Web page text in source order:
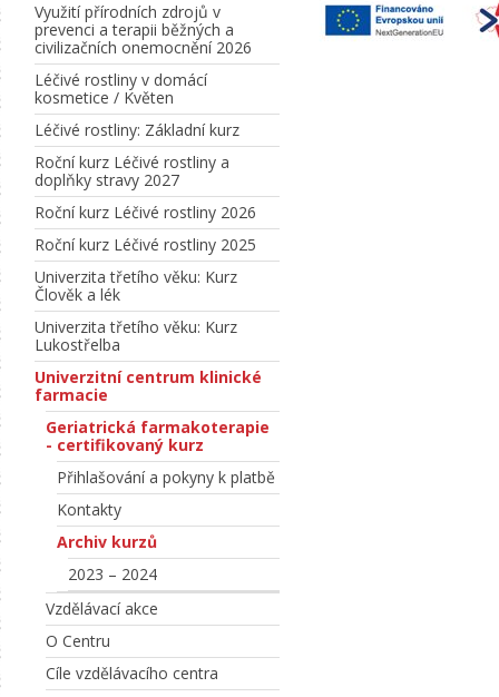
Využití přírodních zdrojů v
prevenci a terapii běžných a
civilizačních onemocnění 2026
Léčivé rostliny v domácí
kosmetice / Květen
Léčivé rostliny: Základní kurz
Roční kurz Léčivé rostliny a
doplňky stravy 2027
Roční kurz Léčivé rostliny 2026
Roční kurz Léčivé rostliny 2025
Univerzita třetího věku: Kurz
Člověk a lék
Univerzita třetího věku: Kurz
Lukostřelba
Univerzitní centrum klinické
farmacie
Geriatrická farmakoterapie
- certifikovaný kurz
Přihlašování a pokyny k platbě
Kontakty
Archiv kurzů
2023 – 2024
Vzdělávací akce
O Centru
Cíle vzdělávacího centra